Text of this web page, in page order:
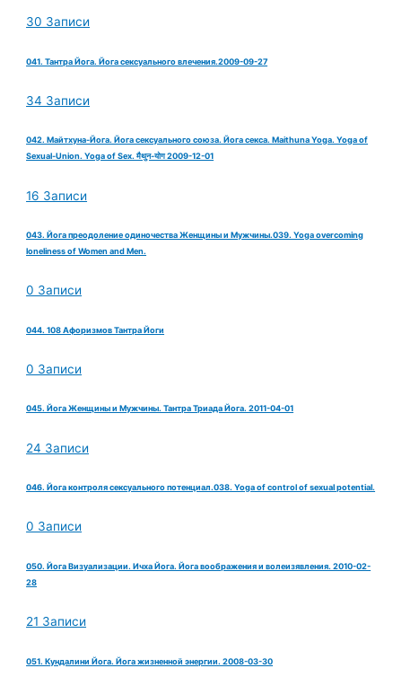
30 Записи
041. Тантра Йога. Йога сексуального влечения.2009-09-27
34 Записи
042. Майтхуна-Йога. Йога сексуального союза. Йога секса. Maithuna Yoga. Yoga of
Sexual-Union. Yoga of Sex. मैथुन-योग 2009-12-01
16 Записи
043. Йога преодоление одиночества Женщины и Мужчины.039. Yoga overcoming
loneliness of Women and Men.
0 Записи
044. 108 Афоризмов Тантра Йоги
0 Записи
045. Йога Женщины и Мужчины. Тантра Триада Йога. 2011-04-01
24 Записи
046. Йога контроля сексуального потенциал.038. Yoga of control of sexual potential.
0 Записи
050. Йога Визуализации. Ичха Йога. Йога воображения и волеизявления. 2010-02-
28
21 Записи
051. Кундалини Йога. Йога жизненной энергии. 2008-03-30